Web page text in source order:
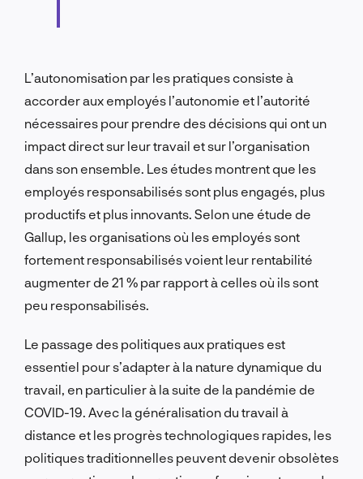
L’autonomisation par les pratiques consiste à
accorder aux employés l’autonomie et l’autorité
nécessaires pour prendre des décisions qui ont un
impact direct sur leur travail et sur l’organisation
dans son ensemble. Les études montrent que les
employés responsabilisés sont plus engagés, plus
productifs et plus innovants. Selon une étude de
Gallup, les organisations où les employés sont
fortement responsabilisés voient leur rentabilité
augmenter de 21 % par rapport à celles où ils sont
peu responsabilisés.
Le passage des politiques aux pratiques est
essentiel pour s’adapter à la nature dynamique du
travail, en particulier à la suite de la pandémie de
COVID-19. Avec la généralisation du travail à
distance et les progrès technologiques rapides, les
politiques traditionnelles peuvent devenir obsolètes